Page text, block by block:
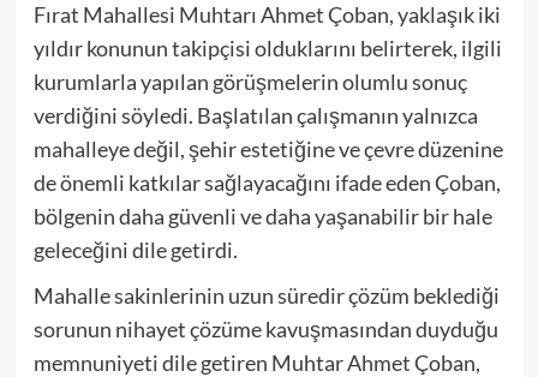
Fırat Mahallesi Muhtarı Ahmet Çoban, yaklaşık iki
yıldır konunun takipçisi olduklarını belirterek, ilgili
kurumlarla yapılan görüşmelerin olumlu sonuç
verdiğini söyledi. Başlatılan çalışmanın yalnızca
mahalleye değil, şehir estetiğine ve çevre düzenine
de önemli katkılar sağlayacağını ifade eden Çoban,
bölgenin daha güvenli ve daha yaşanabilir bir hale
geleceğini dile getirdi.
Mahalle sakinlerinin uzun süredir çözüm beklediği
sorunun nihayet çözüme kavuşmasından duyduğu
memnuniyeti dile getiren Muhtar Ahmet Çoban,